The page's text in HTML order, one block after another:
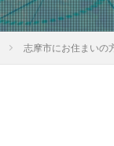
志摩市にお住まいの